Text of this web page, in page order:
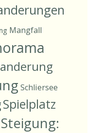
Mangfall
Schliersee
Spielplatz
Steigung: